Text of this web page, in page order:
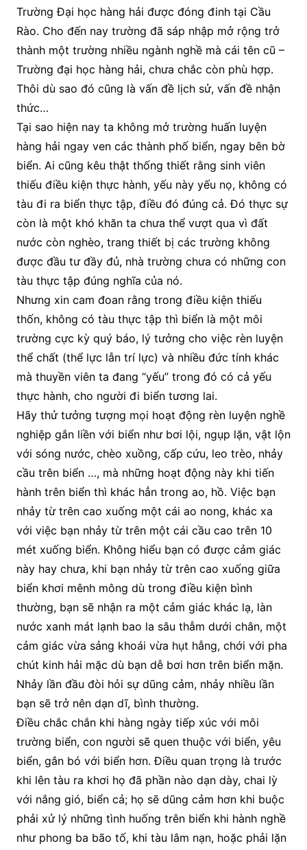
Trường Đại học hàng hải được đóng đinh tại Cầu
Rào. Cho đến nay trường đã sáp nhập mở rộng trở
thành một trường nhiều ngành nghề mà cái tên cũ –
Trường đại học hàng hải, chưa chắc còn phù hợp.
Thôi dù sao đó cũng là vấn đề lịch sử, vấn đề nhận
thức…
Tại sao hiện nay ta không mở trường huấn luyện
hàng hải ngay ven các thành phố biển, ngay bên bờ
biển. Ai cũng kêu thật thống thiết rằng sinh viên
thiếu điều kiện thực hành, yếu này yếu nọ, không có
tàu đi ra biển thực tập, điều đó đúng cả. Đó thực sự
còn là một khó khăn ta chưa thể vượt qua vì đất
nước còn nghèo, trang thiết bị các trường không
được đầu tư đầy đủ, nhà trường chưa có những con
tàu thực tập đúng nghĩa của nó.
Nhưng xin cam đoan rằng trong điều kiện thiếu
thốn, không có tàu thực tập thì biển là một môi
trường cực kỳ quý báo, lý tưởng cho việc rèn luyện
thể chất (thể lực lẫn trí lực) và nhiều đức tính khác
mà thuyền viên ta đang “yếu” trong đó có cả yếu
thực hành, cho người đi biển tương lai.
Hãy thử tưởng tượng mọi hoạt động rèn luyện nghề
nghiệp gắn liền với biển như bơi lội, ngụp lặn, vật lộn
với sóng nước, chèo xuồng, cấp cứu, leo trèo, nhảy
cầu trên biển …, mà những hoạt động này khi tiến
hành trên biển thì khác hẳn trong ao, hồ. Việc bạn
nhảy từ trên cao xuống một cái ao nong, khác xa
với việc bạn nhảy từ trên một cái cầu cao trên 10
mét xuống biển. Không hiểu bạn có được cảm giác
này hay chưa, khi bạn nhảy từ trên cao xuống giữa
biển khơi mênh mông dù trong điều kiện bình
thường, bạn sẽ nhận ra một cảm giác khác lạ, làn
nước xanh mát lạnh bao la sâu thẫm dưới chân, một
cảm giác vừa sảng khoái vừa hụt hẫng, chới với pha
chút kinh hải mặc dù bạn dễ bơi hơn trên biển mặn.
Nhảy lần đầu đòi hỏi sự dũng cảm, nhảy nhiều lần
bạn sẽ trở nên dạn dĩ, bình thường.
Điều chắc chắn khi hàng ngày tiếp xúc với môi
trường biển, con người sẽ quen thuộc với biển, yêu
biển, gắn bó với biển hơn. Điều quan trọng là trước
khi lên tàu ra khơi họ đã phần nào dạn dày, chai lỳ
với nắng gió, biển cả; họ sẽ dũng cảm hơn khi buộc
phải xử lý những tình huống trên biển khi hành nghề
như phong ba bão tố, khi tàu lâm nạn, hoặc phải lặn